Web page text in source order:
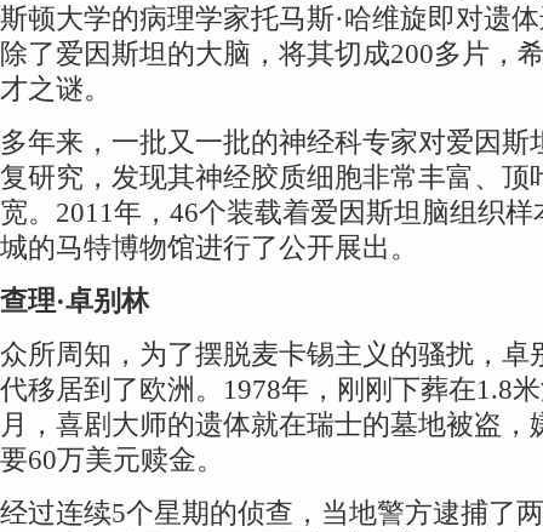
斯顿大学的病理学家托马斯·哈维旋即对遗
除了爱因斯坦的大脑，将其切成200多片，
才之谜。
多年来，一批又一批的神经科专家对爱因斯
复研究，发现其神经胶质细胞非常丰富、顶
宽。2011年，46个装载着爱因斯坦脑组织
城的马特博物馆进行了公开展出。
查理·卓别林
众所周知，为了摆脱麦卡锡主义的骚扰，卓
代移居到了欧洲。1978年，刚刚下葬在1.8
月，喜剧大师的遗体就在瑞士的墓地被盗，
要60万美元赎金。
经过连续5个星期的侦查，当地警方逮捕了